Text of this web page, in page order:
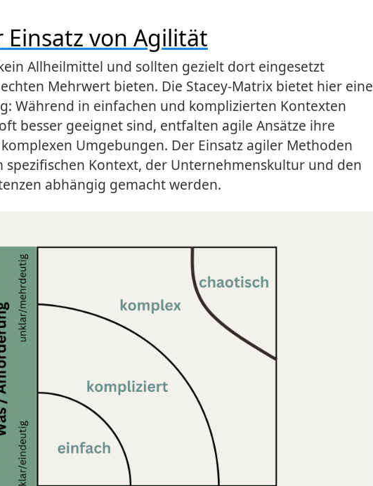
Einsatz von Agilität
Allheilmittel und sollten gezielt dort eingesetzt
Mehrwert bieten. Die Stacey-Matrix bietet hier eine
Während in einfachen und komplizierten Kontexten
besser geeignet sind, entfalten agile Ansätze ihre
Umgebungen. Der Einsatz agiler Methoden
spezifischen Kontext, der Unternehmenskultur und den
abhängig gemacht werden.